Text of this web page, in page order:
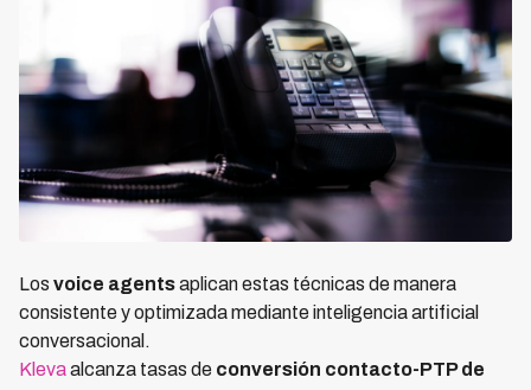
Los voice agentsaplican estas técnicas de manera
consistente y optimizada mediante inteligencia artificial
conversacional.
Klevaalcanza tasas de conversión contacto-PTP de